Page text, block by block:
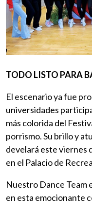
TODO LISTO PARA
El escenario ya fue
universidades
más colorida del
porrismo. Su brillo y
develará este viernes
en el Palacio de
Nuestro Dance Team
en esta emocionante